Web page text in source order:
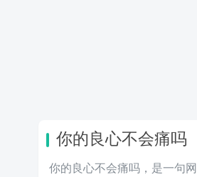
你的良心不会痛吗
你的良心不会痛吗，是一句网